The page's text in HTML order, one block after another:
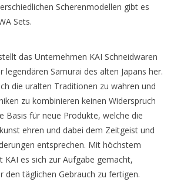
Scherenmodellen gibt es
Sets.
das Unternehmen KAI Schneidwaren
legendären Samurai des alten Japans her.
die uralten Traditionen zu wahren und
zu kombinieren keinen Widerspruch
Basis für neue Produkte, welche die
ehren und dabei dem Zeitgeist und
entsprechen. Mit höchstem
KAI es sich zur Aufgabe gemacht,
den täglichen Gebrauch zu fertigen.